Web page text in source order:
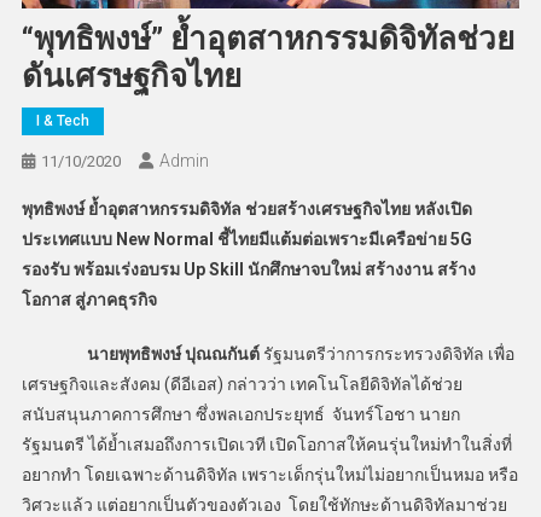
“พุทธิพงษ์” ย้ำอุตสาหกรรมดิจิทัลช่วย
ดันเศรษฐกิจไทย
I & Tech
11/10/2020 Admin
พุทธิพงษ์ ย้ำอุตสาหกรรมดิจิทัล ช่วยสร้างเศรษฐกิจไทย หลังเปิด
ประเทศแบบ New Normal ชี้ไทยมีแต้มต่อเพราะมีเครือข่าย 5G
รองรับ พร้อมเร่งอบรม Up Skill นักศึกษาจบใหม่ สร้างงาน สร้าง
โอกาส สู่ภาคธุรกิจ
นายพุทธิพงษ์ ปุณณกันต์รัฐมนตรีว่าการกระทรวงดิจิทัล เพื่อ
เศรษฐกิจและสังคม (ดีอีเอส) กล่าวว่า เทคโนโลยีดิจิทัลได้ช่วย
สนับสนุนภาคการศึกษา ซึ่งพลเอกประยุทธ์ จันทร์โอชา นายก
รัฐมนตรี ได้ย้ำเสมอถึงการเปิดเวที เปิดโอกาสให้คนรุ่นใหม่ทำในสิ่งที่
อยากทำ โดยเฉพาะด้านดิจิทัล เพราะเด็กรุ่นใหม่ไม่อยากเป็นหมอ หรือ
วิศวะแล้ว แต่อยากเป็นตัวของตัวเอง โดยใช้ทักษะด้านดิจิทัลมาช่วย